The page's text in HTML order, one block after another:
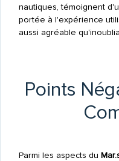
nautiques, témoignent
portée à l'expérience
aussi agréable
Points
Parmi les aspects du